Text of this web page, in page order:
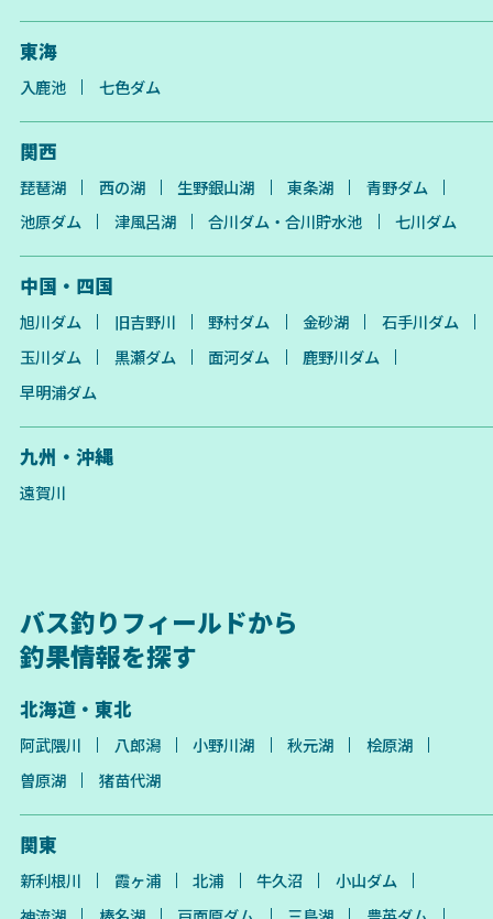
東海
入鹿池 七色ダム
関西
琵琶湖 西の湖 生野銀山湖 東条湖
青野ダム
池原ダム
津風呂湖 合川ダム・合川貯水池 七川ダム
中国・四国
旭川ダム 旧吉野川 野村ダム 金砂湖
石手川ダム
玉川ダム
黒瀬ダム 面河ダム
鹿野川ダム
早明浦ダム
九州・沖縄
遠賀川
バス釣りフィールドから
釣果情報を探す
北海道・東北
阿武隈川 八郎潟 小野川湖 秋元湖
桧原湖
曽原湖
猪苗代湖
関東
新利根川 霞ヶ浦 北浦 牛久沼
小山ダム